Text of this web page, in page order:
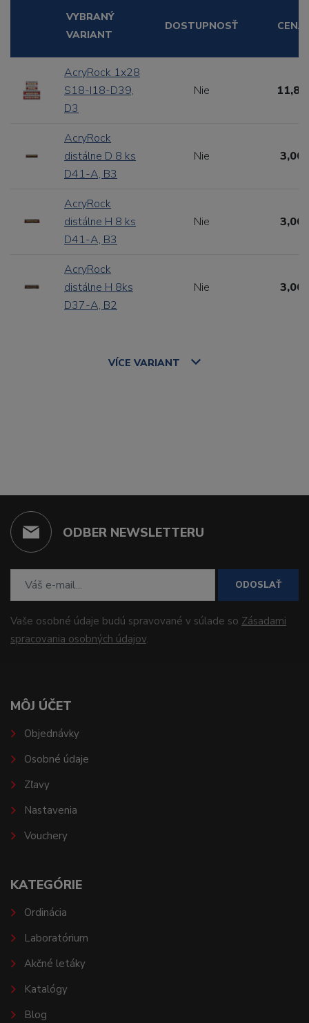
VYBRANÝ
VARIANT
DOSTUPNOSŤ CENA
AcryRock 1x28
S18-I18-D39,
D3
Nie
AcryRock
distálne D 8 ks
D41-A, B3
Nie 3,00
AcryRock
distálne H 8 ks
D41-A, B3
Nie 3,00
AcryRock
distálne H 8ks
D37-A, B2
Nie 3,00
VÍCE VARIANT
ODBER NEWSLETTERU
ODOSLAŤ
Vaše osobné údaje budú spravované v súlade so Zásadami
spracovania osobných údajov.
MÔJ ÚČET
Objednávky
Osobné údaje
Zľavy
Nastavenia
Vouchery
KATEGÓRIE
Ordinácia
Laboratórium
Akčné letáky
Katalógy
Blog